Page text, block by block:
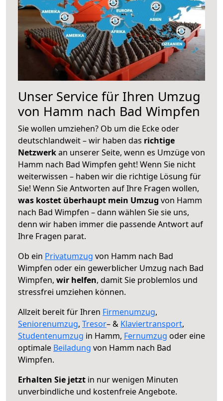
Unser Service für Ihren Umzug
von Hamm nach Bad Wimpfen
Sie wollen umziehen? Ob um die Ecke oder
deutschlandweit – wir haben das richtige
Netzwerkan unserer Seite, wenn es Umzüge von
Hamm nach Bad Wimpfen geht! Wenn Sie nicht
weiterwissen – haben wir die richtige Lösung für
Sie! Wenn Sie Antworten auf Ihre Fragen wollen,
was kostet überhaupt mein Umzug von Hamm
nach Bad Wimpfen – dann wählen Sie sie uns,
denn wir haben immer die passende Antwort auf
Ihre Fragen parat.
Ob ein Privatumzug von Hamm nach Bad
Wimpfen oder ein gewerblicher Umzug nach Bad
Wimpfen, wir helfen, damit Sie problemlos und
stressfrei umziehen können.
Allzeit bereit für Ihren Firmenumzug,
Seniorenumzug, Tresor– & Klaviertransport,
Studentenumzug in Hamm, Fernumzug oder eine
optimale Beiladung von Hamm nach Bad
Wimpfen.
Erhalten Sie jetzt in nur wenigen Minuten
unverbindliche und kostenfreie Angebote.